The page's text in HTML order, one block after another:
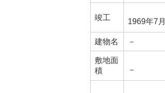
竣工 1969年7月
建物名 －
敷地面
積
－